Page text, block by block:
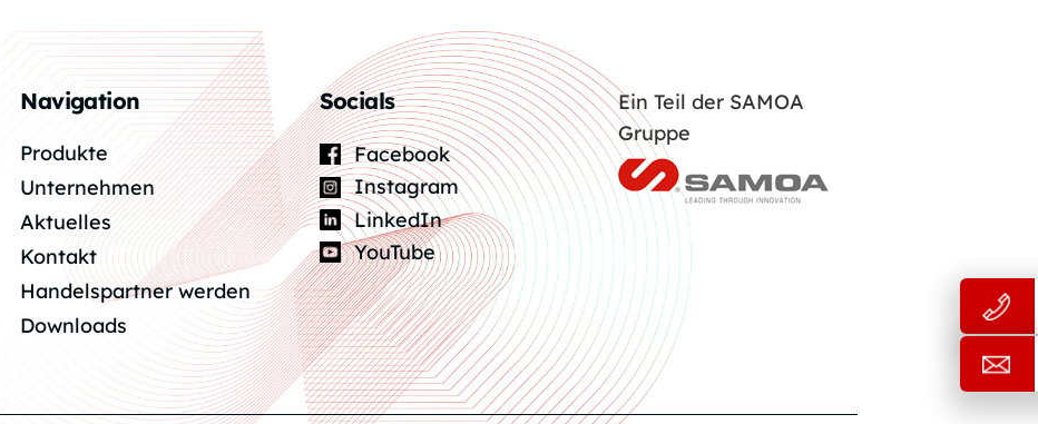
Navigation
Produkte
Unternehmen
Aktuelles
Kontakt
Handelspartner werden
Downloads
Socials
Facebook
Instagram
LinkedIn
YouTube
Ein Teil der SAMOA
Gruppe